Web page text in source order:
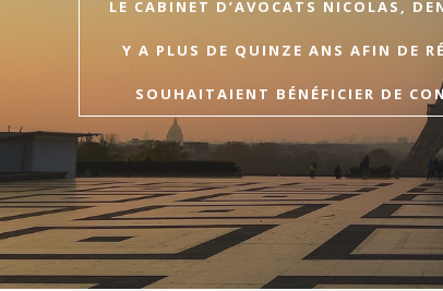
LE CABINET D’AVOCATS NICOLAS,
Y A PLUS DE QUINZE ANS AFIN DE
SOUHAITAIENT BÉNÉFICIER DE